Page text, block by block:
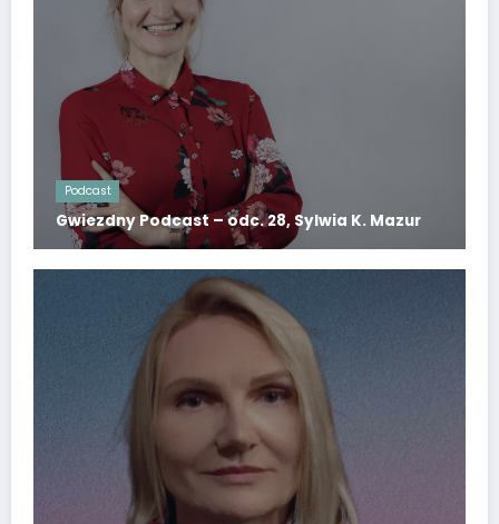
Podcast
Gwiezdny Podcast – odc. 28, Sylwia K. Mazur